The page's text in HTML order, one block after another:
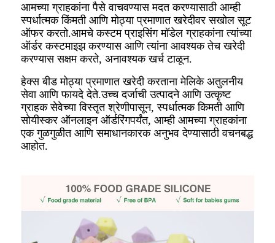
आमच्या ग्राहकांना पैसे वाचवण्यास मदत करण्यासाठी आम्ही
स्पर्धात्मक किंमती आणि मोठ्या प्रमाणात खरेदीवर सखोल सूट
ऑफर करतो.आमचे कस्टम प्राइसिंग मॉडेल ग्राहकांना त्यांच्या
ऑर्डर कस्टमाइझ करण्यास आणि त्यांना आवश्यक तेच खरेदी
करण्यास सक्षम करते, अनावश्यक खर्च टाळून.
हेक्स बीड मोठ्या प्रमाणात खरेदी करताना मेलिके अतुलनीय
सेवा आणि फायदे देते.उच्च दर्जाची उत्पादने आणि उत्कृष्ट
ग्राहक सेवेच्या विस्तृत श्रेणीपासून, स्पर्धात्मक किमती आणि
सोयीस्कर ऑनलाइन ऑर्डरिंगपर्यंत, आम्ही आमच्या ग्राहकांना
एक गुळगुळीत आणि समाधानकारक अनुभव देण्यासाठी वचनबद्ध
आहोत.